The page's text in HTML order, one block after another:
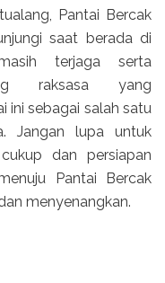
Pantai Bercak
saat berada di
terjaga serta
raksasa yang
ini sebagai salah satu
Jangan lupa untuk
dan persiapan
Pantai Bercak
menyenangkan.